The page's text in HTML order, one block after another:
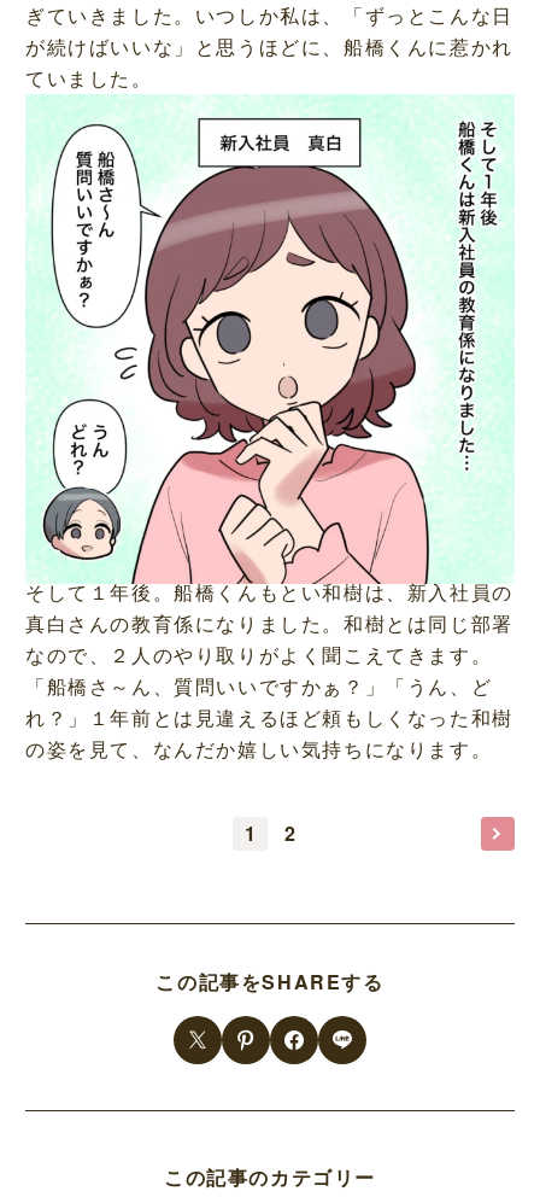
ぎていきました。いつしか私は、「ずっとこんな日
が続けばいいな」と思うほどに、船橋くんに惹かれ
ていました。
そして１年後。船橋くんもとい和樹は、新入社員の
真白さんの教育係になりました。和樹とは同じ部署
なので、２人のやり取りがよく聞こえてきます。
「船橋さ～ん、質問いいですかぁ？」「うん、ど
れ？」１年前とは見違えるほど頼もしくなった和樹
の姿を見て、なんだか嬉しい気持ちになります。
1 2
この記事をSHAREする
この記事のカテゴリー